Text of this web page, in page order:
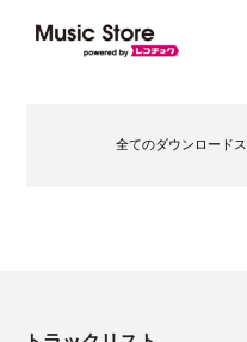
全てのダウンロード